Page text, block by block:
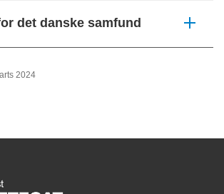
det danske samfund
2024